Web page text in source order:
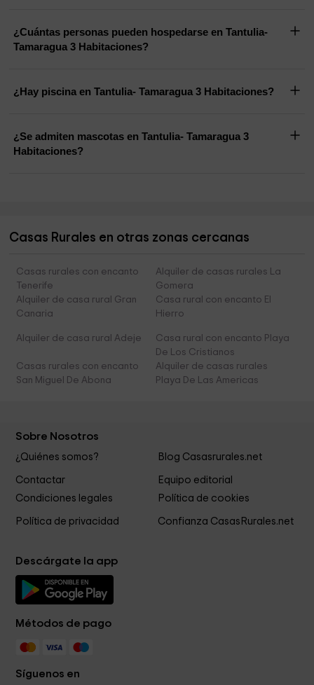
¿Cuántas personas pueden hospedarse en Tantulia-
Tamaragua 3 Habitaciones?
¿Hay piscina en Tantulia- Tamaragua 3 Habitaciones?
¿Se admiten mascotas en Tantulia- Tamaragua 3
Habitaciones?
Casas Rurales en otras zonas cercanas
Casas rurales con encanto
Tenerife
Alquiler de casas rurales La
Gomera
Alquiler de casa rural Gran
Canaria
Casa rural con encanto El
Hierro
Alquiler de casa rural Adeje
Casa rural con encanto Playa
De Los Cristianos
Casas rurales con encanto
San Miguel De Abona
Alquiler de casas rurales
Playa De Las Americas
Sobre Nosotros
¿Quiénes somos? Blog Casasrurales.net
Contactar
Equipo editorial
Condiciones legales
Política de cookies
Política de privacidad Confianza CasasRurales.net
Descárgate la app
Métodos de pago
Síguenos en